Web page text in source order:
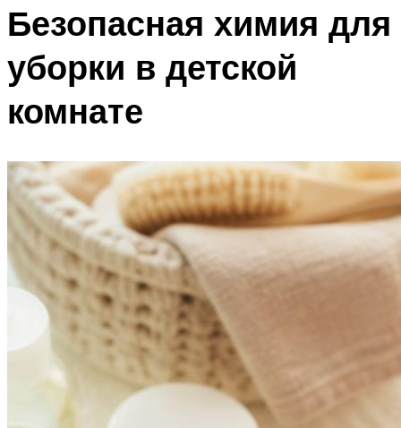
Безопасная химия для
уборки в детской
комнате